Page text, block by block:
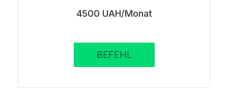
4500 UAH/Monat
BEFEHL